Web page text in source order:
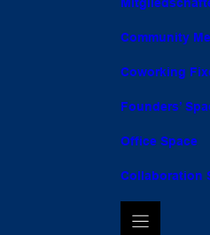
Community
Coworking
Founders’
Office Space
Collaboration